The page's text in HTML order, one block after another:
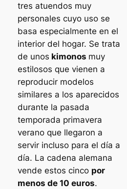
tres atuendos muy
personales cuyo uso se
basa especialmente en el
interior del hogar. Se trata
de unos kimonos muy
estilosos que vienen a
reproducir modelos
similares a los aparecidos
durante la pasada
temporada primavera
verano que llegaron a
servir incluso para el día a
día. La cadena alemana
vende estos cinco por
menos de 10 euros.